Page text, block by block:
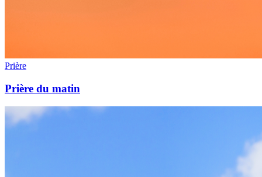
Prière
Prière du matin